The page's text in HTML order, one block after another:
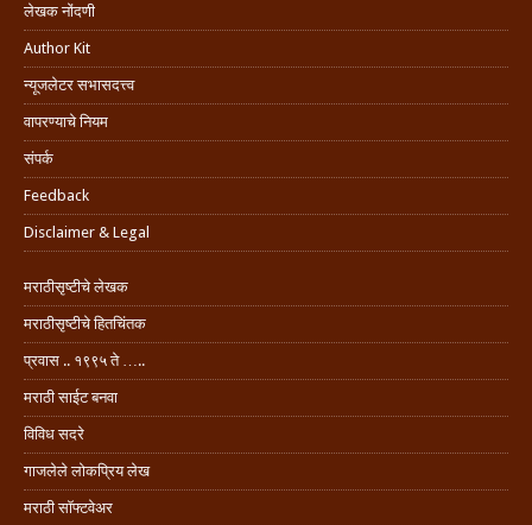
लेखक नोंदणी
Author Kit
न्यूजलेटर सभासदत्त्व
वापरण्याचे नियम
संपर्क
Feedback
Disclaimer & Legal
मराठीसृष्टीचे लेखक
मराठीसृष्टीचे हितचिंतक
प्रवास .. १९९५ ते …..
मराठी साईट बनवा
विविध सदरे
गाजलेले लोकप्रिय लेख
मराठी सॉफ्टवेअर